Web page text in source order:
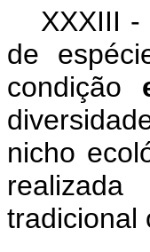
XXXIII
de
condição
nicho
tradicional